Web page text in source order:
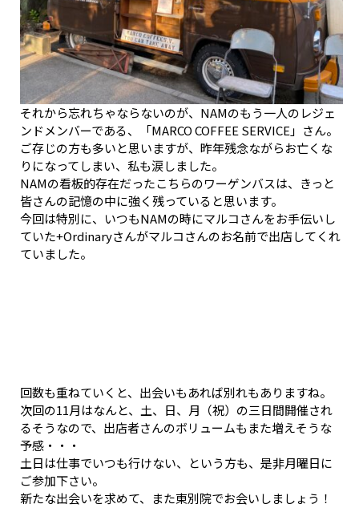
それから忘れちゃならないのが、NAMのもう一人のレジェ
ンドメンバーである、「MARCO COFFEE SERVICE」さん。
ご存じの方も多いと思いますが、昨年残念ながらお亡くな
りになってしまい、私も涙しました。
NAMの看板的存在だったこちらのワーゲンバスは、きっと
皆さんの記憶の中に強く残っていると思います。
今回は特別に、いつもNAMの時にマルコさんをお手伝いし
ていた+Ordinaryさんがマルコさんのお名前で出店してくれ
ていました。
回数も重ねていくと、出会いもあれば別れもありますね。
次回の11月はなんと、土、日、月（祝）の三日間開催され
るそうなので、出店者さんのボリュームもまた増えそうな
予感・・・
土日は仕事でいつも行けない、という方も、是非月曜日に
ご参加下さい。
新たな出会いを求めて、また東別院でお会いしましょう！